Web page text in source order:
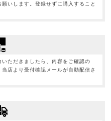
いします。登録せずに購入すること
ただきましたら、内容をご確認の
店より受付確認メールが自動配信さ